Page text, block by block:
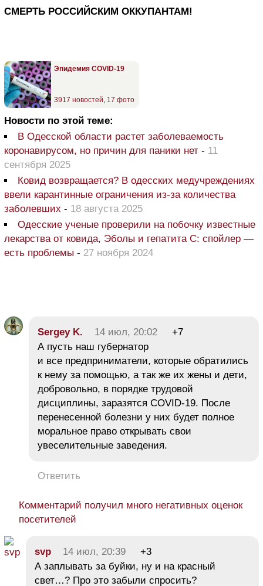
СМЕРТЬ РОССИЙСКИМ ОККУПАНТАМ!
Эпидемия COVID-19
3917 новостей, 17 фото
Новости по этой теме:
В Одесской области растет заболеваемость
коронавирусом, но причин для паники нет - 11
сентября 2025
Ковид возвращается? В одесских медучреждениях
ввели карантинные ограничения из-за количества
заболевших - 18 августа 2025
Одесские ученые проверили на побочку известные
лекарства от ковида, Эболы и гепатита С: спойлер —
есть проблемы - 27 ноября 2024
Sergey K. 14 июл, 20:02
+7
А пусть наш губернатор
и все предприниматели, которые обратились
к нему за помощью, а так же их жены и дети,
добровольно, в порядке трудовой
дисциплины, заразятся COVID-19. После
перенесенной болезни у них будет полное
моральное право открывать свои
увеселительные заведения.
Ответить
Комментарий получил много негативных оценок
посетителей
svp 14 июл, 20:39
+3
А заплывать за буйки, ну и на красный
свет…? Про это забыли спросить?